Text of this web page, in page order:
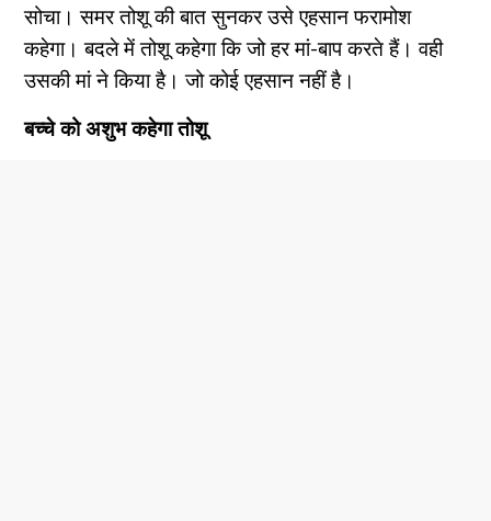
सोचा। समर तोशू की बात सुनकर उसे एहसान फरामोश
कहेगा। बदले में तोशू कहेगा कि जो हर मां-बाप करते हैं। वही
उसकी मां ने किया है। जो कोई एहसान नहीं है।
बच्चे को अशुभ कहेगा तोशू